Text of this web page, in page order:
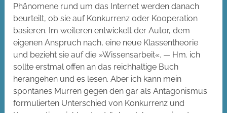
Phänomene rund um das Internet werden danach
beurteilt, ob sie auf Konkurrenz oder Kooperation
basieren. Im weiteren entwickelt der Autor, dem
eigenen Anspruch nach, eine neue Klassentheorie
und bezieht sie auf die »Wissensarbeit«. — Hm. ich
sollte erstmal offen an das reichhaltige Buch
herangehen und es lesen. Aber ich kann mein
spontanes Murren gegen den gar als Antagonismus
formulierten Unterschied von Konkurrenz und